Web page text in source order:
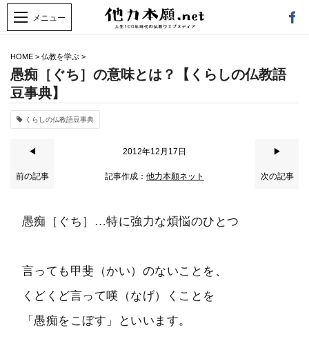
HOME > 仏教を学ぶ >
愚痴［ぐち］の意味とは？【くらしの仏教語
豆事典】
くらしの仏教語豆事典
◀
前の記事
2012年12月17日
記事作成： 他力本願ネット
▶
次の記事
愚痴［ぐち］…特に強力な煩悩のひとつ
言っても甲斐（かい）のないことを、
くどくど言って嘆（なげ）くことを
「愚痴をこぼす」といいます。